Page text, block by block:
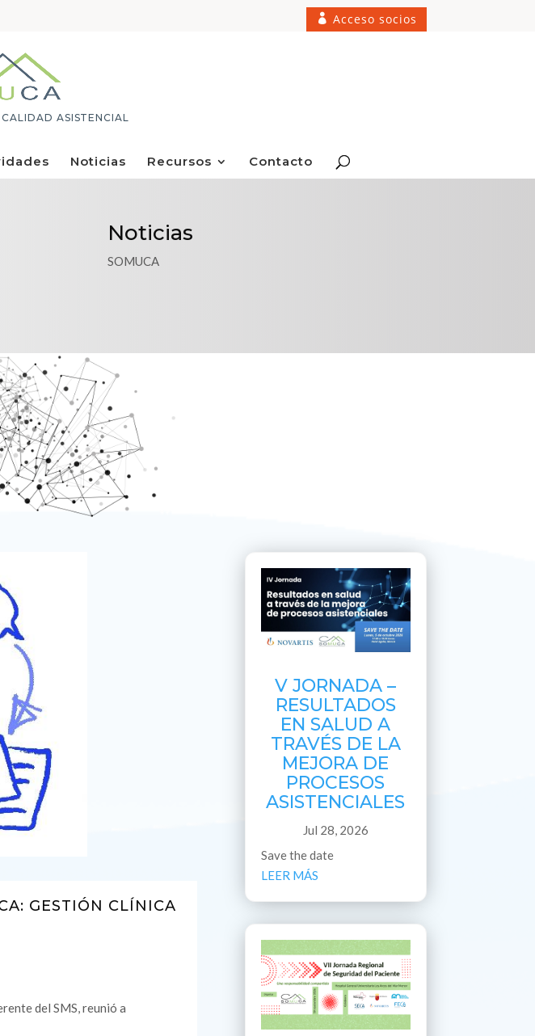
Acceso socios
ASISTENCIAL
Noticias Recursos Contacto
Noticias
SOMUCA
GESTIÓN CLÍNICA
del SMS, reunió a
V JORNADA –
RESULTADOS
EN SALUD A
TRAVÉS DE LA
MEJORA DE
PROCESOS
ASISTENCIALES
Jul 28, 2026
Save the date
LEER MÁS